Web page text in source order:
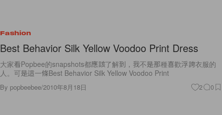
Fashion
Best Behavior Silk Yellow Voodoo Print Dress
大家看Popbee的snapshots都應該了解到，我不是那種喜歡浮誇衣服的
人。可是這一條Best Behavior Silk Yellow Voodoo Print
By popbeebee/2010年8月18日 2 0